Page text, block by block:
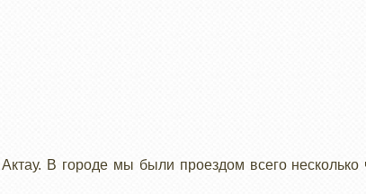
В городе мы были проездом всего несколько